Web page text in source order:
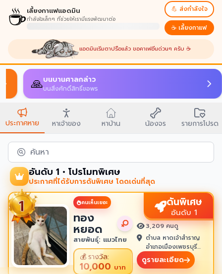
☕เลี้ยงกาแฟแอดมิน
กำลังใจเล็กๆ ที่ช่วยให้เรามีแรงพัฒนาต่อ
💪 ส่งกำลังใจ
☕ เลี้ยงกาแฟ
แอดมินเริ่มตาปรือแล้ว ขอคาเฟอีนด่วนๆ ครับ ☕
🙏บนบานศาลกล่าว
บนสิ่งศักดิ์สิทธิ์ขอพร
ประกาศหาย หาเจ้าของ หาบ้าน น้องจร รายการโปรด
ค้นหา
อันดับ 1 • โปรโมทพิเศษ
ประกาศที่ได้รับการดันพิเศษ โดดเด่นที่สุด
คนเห็นเยอะ
ทอง
หยอด
สายพันธุ์: แมวไทย
💰รางวัล:
10,000 บาท
ดันพิเศษ
อันดับ 1
3,209 คนดู
ตำบล หาดเจ้าสำราญ
อำเภอเมืองเพชรบุรี
เพชรบุรี 76100
ดูรายละเอียด